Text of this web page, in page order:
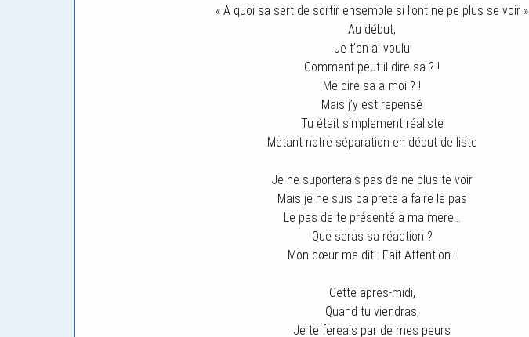
« A quoi sa sert de sortir ensemble si l’ont ne pe plus se voir »
Au début,
Je t’en ai voulu
Comment peut-il dire sa ? !
Me dire sa a moi ? !
Mais j’y est repensé
Tu était simplement réaliste
Metant notre séparation en début de liste
Je ne suporterais pas de ne plus te voir
Mais je ne suis pa prete a faire le pas
Le pas de te présenté a ma mere…
Que seras sa réaction ?
Mon cœur me dit : Fait Attention !
Cette apres-midi,
Quand tu viendras,
Je te fereais par de mes peurs